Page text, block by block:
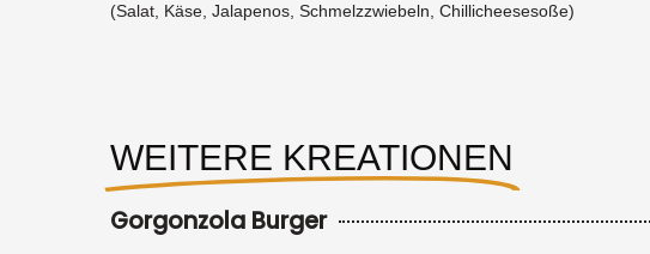
(Salat, Käse, Jalapenos, Schmelzzwiebeln, Chillicheesesoße)
WEITERE KREATIONEN
Gorgonzola Burger